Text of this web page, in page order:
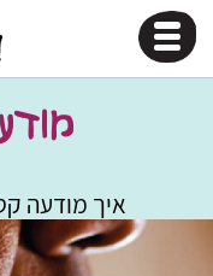
איך מודעה